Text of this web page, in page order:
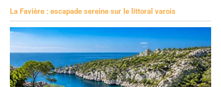
La Favière : escapade sereine sur le littoral varois